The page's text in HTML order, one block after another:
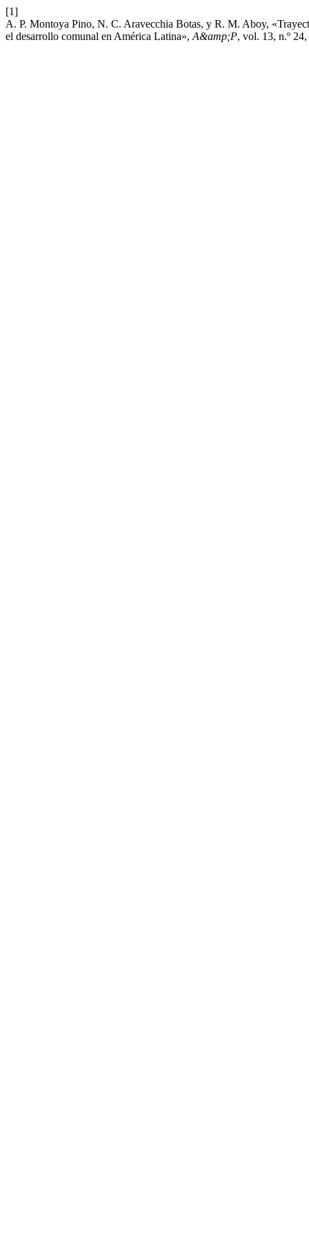
[1]
A. P. Montoya Pino, N. C. Aravecchia Botas, y R. M. Aboy,
el desarrollo comunal en América Latina», A&amp;P, vol. 13, n.º